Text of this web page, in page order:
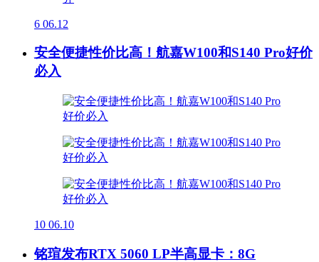
6 06.12
安全便捷性价比高！航嘉W100和S140 Pro好价
必入
10 06.10
铭瑄发布RTX 5060 LP半高显卡：8G